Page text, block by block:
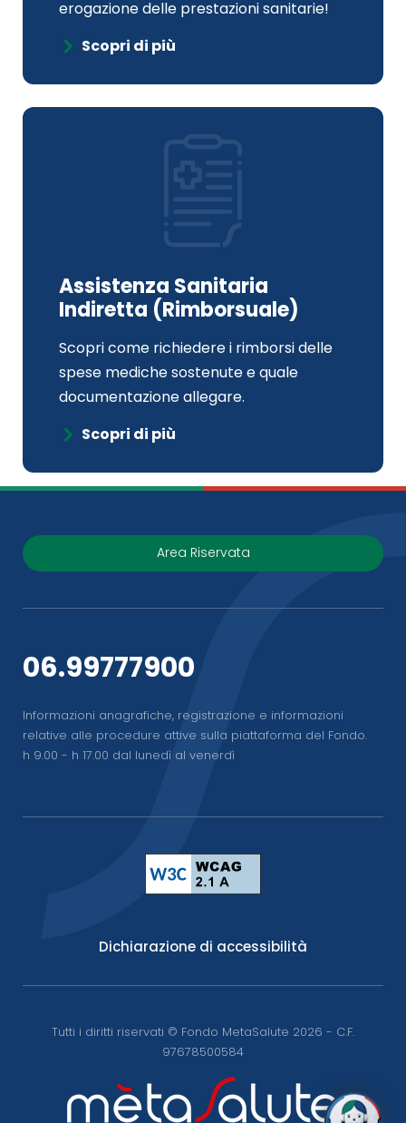
erogazione delle prestazioni sanitarie!
Scopri di più
Assistenza Sanitaria
Indiretta (Rimborsuale)
Scopri come richiedere i rimborsi delle
spese mediche sostenute e quale
documentazione allegare.
Scopri di più
Area Riservata
06.99777900
Informazioni anagrafiche, registrazione e informazioni
relative alle procedure attive sulla piattaforma del Fondo.
h 9.00 - h 17.00 dal lunedì al venerdì
Dichiarazione di accessibilità
Tutti i diritti riservati © Fondo MetaSalute 2026 - C.F.
97678500584